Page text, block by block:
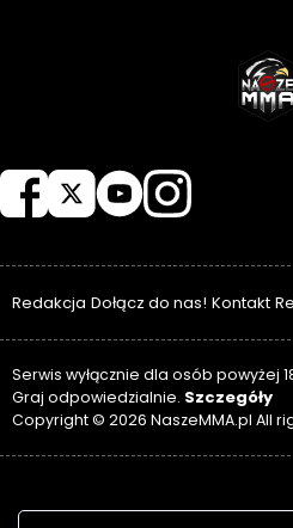
Redakcja Dołącz do nas! Kontakt
Serwis wyłącznie dla osób powyżej
Graj odpowiedzialnie. Szczegóły
Copyright © 2026 NaszeMMA.pl All